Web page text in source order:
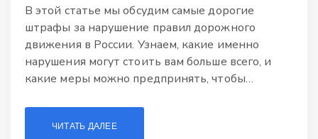
В этой статье мы обсудим самые дорогие
штрафы за нарушение правил дорожного
движения в России. Узнаем, какие именно
нарушения могут стоить вам больше всего, и
какие меры можно предпринять, чтобы
интересные факты о штрафах в
международной практике. Предоставим
ЧИТАТЬ ДАЛЕЕ